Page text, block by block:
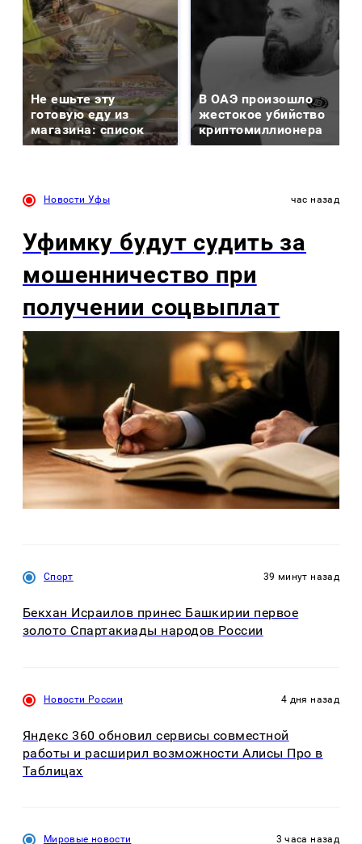
Не ешьте эту
готовую еду из
магазина: список
В ОАЭ произошло
жестокое убийство
криптомиллионера
Новости Уфы час назад
Уфимку будут судить за
мошенничество при
получении соцвыплат
Спорт 39 минут назад
Бекхан Исраилов принес Башкирии первое
золото Спартакиады народов России
Новости России 4 дня назад
Яндекс 360 обновил сервисы совместной
работы и расширил возможности Алисы Про в
Таблицах
Мировые новости 3 часа назад